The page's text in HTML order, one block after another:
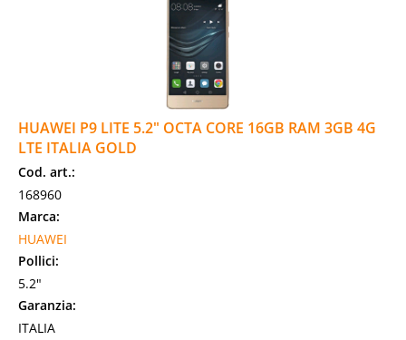
HUAWEI P9 LITE 5.2" OCTA CORE 16GB RAM 3GB 4G
LTE ITALIA GOLD
Cod. art.:
168960
Marca:
HUAWEI
Pollici:
5.2"
Garanzia:
ITALIA